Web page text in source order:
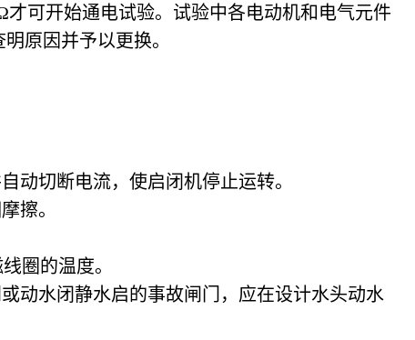
可开始通电试验。试验中各电动机和电气元件
原因并予以更换。
动切断电流，使启闭机停止运转。
擦。
圈的温度。
动水闭静水启的事故闸门，应在设计水头动水